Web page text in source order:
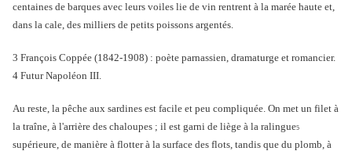
centaines de barques avec leurs voiles lie de vin rentrent à la marée haute et,
dans la cale, des milliers de petits poissons argentés.
3 François Coppée (1842-1908) : poète parnassien, dramaturge et romancier.
4 Futur Napoléon III.
Au reste, la pêche aux sardines est facile et peu compliquée. On met un filet à
la traîne, à l'arrière des chaloupes ; il est garni de liège à la ralingue5
supérieure, de manière à flotter à la surface des flots, tandis que du plomb, à